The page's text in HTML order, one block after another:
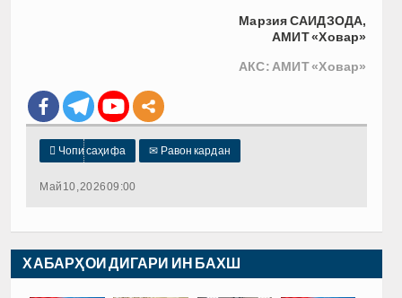
Марзия САИДЗОДА,
АМИТ «Ховар»
АКС: АМИТ «Ховар»
 Чопи саҳифа ✉ Равон кардан
Май 10, 2026 09:00
ХАБАРҲОИ ДИГАРИ ИН БАХШ